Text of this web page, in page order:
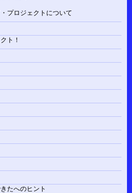
プロジェクトについて
ト！
たへのヒント